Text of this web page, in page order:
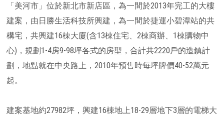
「美河市」位於新北市新店區，為一間於2013年完工的大樓
建案，由日勝生活科技所興建，為一間於捷運小碧潭站的共
構宅，共興建16棟大廈(含13棟住宅、2棟商辦、1棟購物中
心)，規劃1-4房9-98坪各式的房型，合計共2220戶的造鎮計
劃，地點就在中央路上，2010年預售時每坪牌價40-52萬元
起。
建案基地約27982坪，興建16棟地上18-29層地下3層的電梯大